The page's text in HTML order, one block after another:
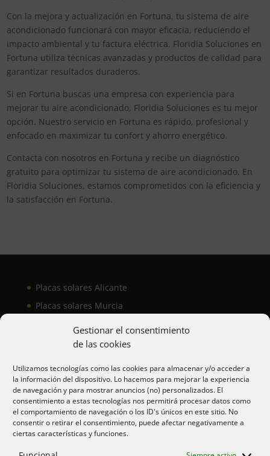
Gestionar el consentimiento
de las cookies
Utilizamos tecnologías como las cookies para almacenar y/o acceder a
la información del dispositivo. Lo hacemos para mejorar la experiencia
de navegación y para mostrar anuncios (no) personalizados. El
consentimiento a estas tecnologías nos permitirá procesar datos como
el comportamiento de navegación o los ID's únicos en este sitio. No
consentir o retirar el consentimiento, puede afectar negativamente a
ciertas características y funciones.
Con la mejora y actualización en Fortuna, tu sistema de aire
acondicionado funcionará con mayor eficacia, reduciendo el
impacto ambiental y tu factura eléctrica. Floridia Soluciones en
Fortuna utiliza técnicas avanzadas y productos de calidad para
garantizar resultados duraderos.
Si en Fortuna buscas una empresa con experiencia para
mejorar tu aire acondicionado, Floridia Soluciones es tu mejor
opción. Nuestro servicio en Fortuna es rápido, profesional y
enfocado en maximizar tu confort y ahorro energético.
Contacta con nosotros en Fortuna y recibe un diagnóstico
gratuito para optimizar tu sistema de aire acondicionado. En
Floridia Soluciones, estamos comprometidos con la eficiencia y
la satisfacción en Fortuna.
Placas solares Alicante
Placas solares Murcia
Aire acondicionado Alicante
Aire acondicionador Murcia
Aire acondicionado San Juan